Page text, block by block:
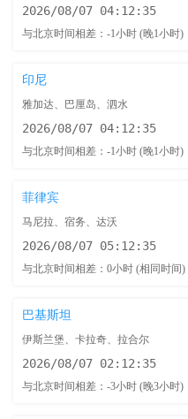
2026/08/07 04:12:36
与北京时间相差：-1小时 (晚1小时)
印尼
雅加达、巴厘岛、泗水
2026/08/07 04:12:36
与北京时间相差：-1小时 (晚1小时)
菲律宾
马尼拉、宿务、达沃
2026/08/07 05:12:36
与北京时间相差：0小时 (相同时间)
巴基斯坦
伊斯兰堡、卡拉奇、拉合尔
2026/08/07 02:12:36
与北京时间相差：-3小时 (晚3小时)